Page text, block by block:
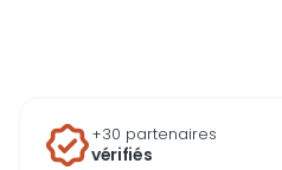
+30 partenaires
vérifiés